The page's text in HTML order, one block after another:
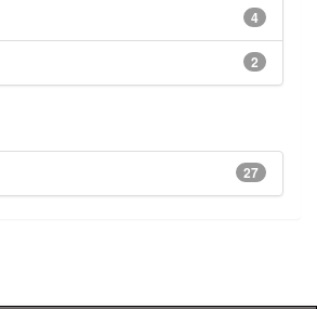
4
2
27